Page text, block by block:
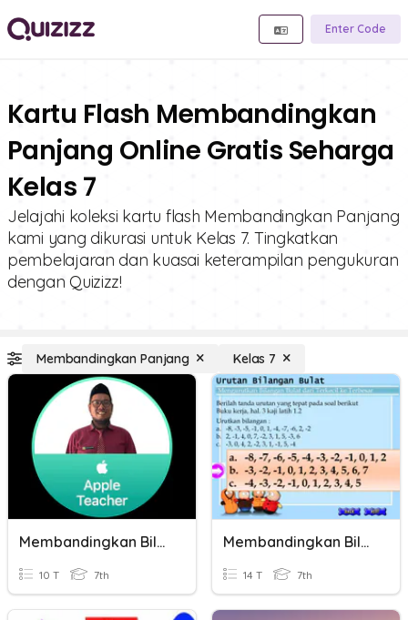
Enter Code
Kartu Flash Membandingkan
Panjang Online Gratis Seharga
Kelas 7
Jelajahi koleksi kartu flash Membandingkan Panjang
kami yang dikurasi untuk Kelas 7. Tingkatkan
pembelajaran dan kuasai keterampilan pengukuran
dengan Quizizz!
Membandingkan Panjang Kelas 7
Membandingkan Bilangan Bulat
10 T 7th
Membandingkan Bilangan Bulat
14 T 7th